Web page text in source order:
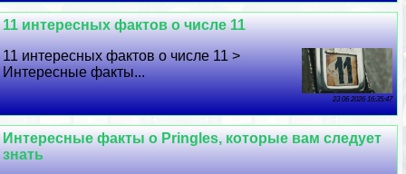
11 интересных фактов о числе 11
11 интересных фактов о числе 11 >
Интересные факты...
23 06 2026 16:35:47
Интересные факты о Pringles, которые вам следует
знать